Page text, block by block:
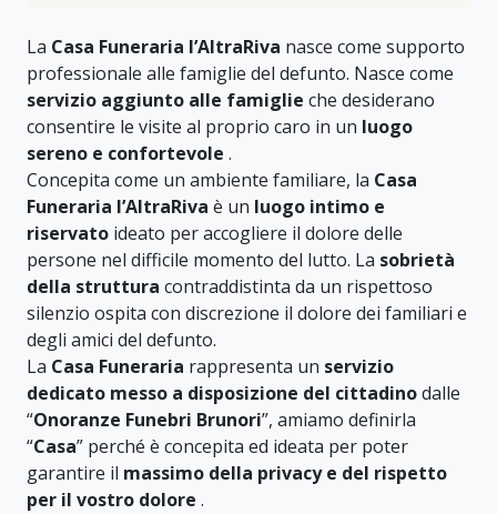
La Casa Funeraria l’AltraRiva nasce come supporto
professionale alle famiglie del defunto. Nasce come
servizio aggiunto alle famiglie che desiderano
consentire le visite al proprio caro in un luogo
sereno e confortevole .
Concepita come un ambiente familiare, la Casa
Funeraria l’AltraRiva è un luogo intimo e
riservato ideato per accogliere il dolore delle
persone nel difficile momento del lutto. La sobrietà
della struttura contraddistinta da un rispettoso
silenzio ospita con discrezione il dolore dei familiari e
degli amici del defunto.
La Casa Funeraria rappresenta un servizio
dedicato messo a disposizione del cittadinodalle
“Onoranze Funebri Brunori”, amiamo definirla
“Casa” perché è concepita ed ideata per poter
garantire il massimo della privacy e del rispetto
per il vostro dolore .